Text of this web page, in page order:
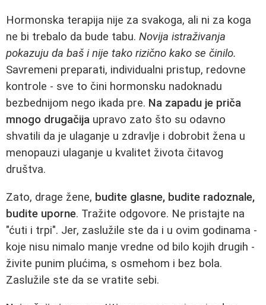
Hormonska terapija nije za svakoga, ali ni za koga
ne bi trebalo da bude tabu. Novija istraživanja
pokazuju da baš i nije tako rizično kako se činilo.
Savremeni preparati, individualni pristup, redovne
kontrole - sve to čini hormonsku nadoknadu
bezbednijom nego ikada pre. Na zapadu je priča
mnogo drugačija upravo zato što su odavno
shvatili da je ulaganje u zdravlje i dobrobit žena u
menopauzi ulaganje u kvalitet života čitavog
društva.
Zato, drage žene, budite glasne, budite radoznale,
budite uporne. Tražite odgovore. Ne pristajte na
"ćuti i trpi". Jer, zaslužile ste da i u ovim godinama -
koje nisu nimalo manje vredne od bilo kojih drugih -
živite punim plućima, s osmehom i bez bola.
Zaslužile ste da se vratite sebi.